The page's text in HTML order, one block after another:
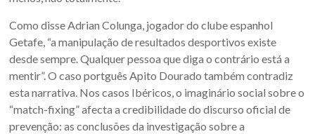
Como disse Adrian Colunga, jogador do clube espanhol
Getafe, “a manipulação de resultados desportivos existe
desde sempre. Qualquer pessoa que diga o contrário está a
mentir”. O caso portguês Apito Dourado também contradiz
esta narrativa. Nos casos Ibéricos, o imaginário social sobre o
“match-fixing” afecta a credibilidade do discurso oficial de
prevenção: as conclusões da investigação sobre a